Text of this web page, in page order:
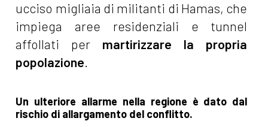
ucciso migliaia di militanti di Hamas, che
impiega aree residenziali e tunnel
affollati per martirizzare la propria
popolazione.
Un ulteriore allarme nella regione è dato dal
rischio di allargamento del conflitto.